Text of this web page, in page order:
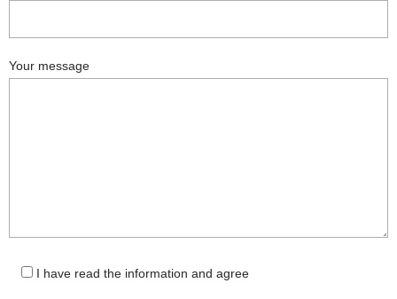
Your message
I have read the information and agree